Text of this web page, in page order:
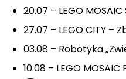
20.07 – LEGO
27.07 – LEGO CITY –
03.08 – Robotyka
10.08 – LEGO